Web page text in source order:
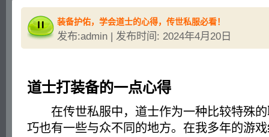
装备护佑，学会道士的心得，传世私服必看！
发布:admin | 发布时间: 2024年4月20日
道士打装备的一点心得
在传世私服中，道士作为一种比较特殊的
巧也有一些与众不同的地方。在我多年的游